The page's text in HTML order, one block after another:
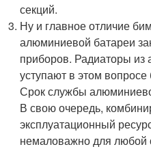
секций.
Ну и главное отличие
алюминиевой батареи
приборов. Радиаторы из
уступают в этом
Срок службы
В свою очередь,
эксплуатационный
немаловажно для любой